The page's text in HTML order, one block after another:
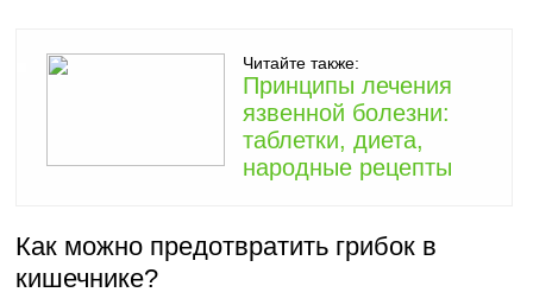
Читайте также:
Принципы лечения
язвенной болезни:
таблетки, диета,
народные рецепты
Как можно предотвратить грибок в
кишечнике?